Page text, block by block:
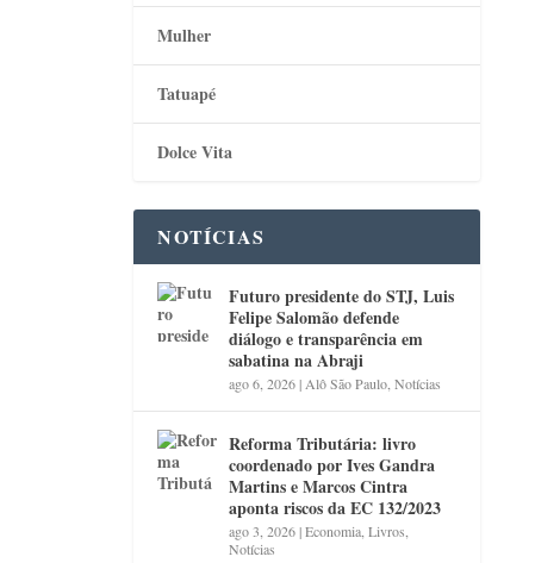
Mulher
Tatuapé
Dolce Vita
NOTÍCIAS
Futuro presidente do STJ, Luis
Felipe Salomão defende
diálogo e transparência em
sabatina na Abraji
ago 6, 2026| Alô São Paulo ,Notícias
Reforma Tributária: livro
coordenado por Ives Gandra
Martins e Marcos Cintra
aponta riscos da EC 132/2023
ago 3, 2026|Economia ,Livros
Notícias